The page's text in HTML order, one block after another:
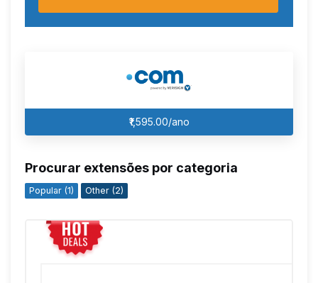
₹1,595.00/ano
Procurar extensões por categoria
Popular (1) Other (2)